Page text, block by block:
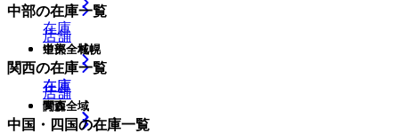
道央・札幌
在庫
店舗
青森
在庫
店舗
中部の在庫一覧
中部全域
在庫
関西の在庫一覧
関西全域
中国・四国の在庫一覧